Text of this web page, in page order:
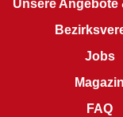
Unsere Angebote
Jobs
Magazin
FAQ